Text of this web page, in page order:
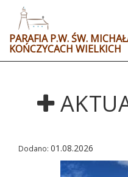
PARAFIA P.W. ŚW.
KOŃCZYCACH WIELKICH
Dodano: 01.08.2026